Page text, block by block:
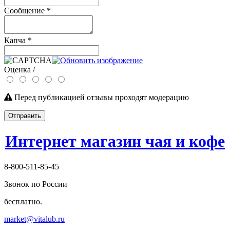
Сообщение *
Капча *
Оценка /
Перед публикацией отзывы проходят модерацию
Отправить
Интернет магазин чая и кофе
8-800-511-85-45
Звонок по России
бесплатно.
market@vitalub.ru